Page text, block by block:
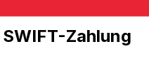
Zahlung